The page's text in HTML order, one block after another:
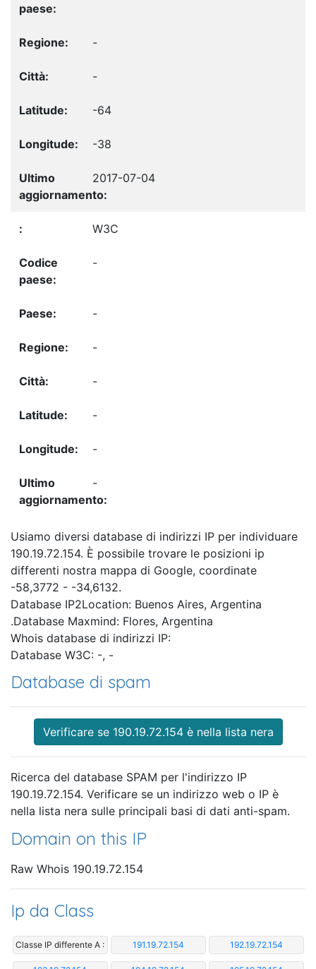
-
-
-64
-38
2017-07-04
W3C
-
-
-
-
-
-
-
Usiamo diversi database di indirizzi IP per individuare
190.19.72.154. È possibile trovare le posizioni ip
differenti nostra mappa di Google, coordinate
-58,3772 - -34,6132.
Database IP2Location: Buenos Aires, Argentina
.Database Maxmind: Flores, Argentina
Whois database di indirizzi IP:
Database W3C: -, -
Database di spam
Verificare se 190.19.72.154 è nella lista nera
Ricerca del database SPAM per l'indirizzo IP
190.19.72.154. Verificare se un indirizzo web o IP è
nella lista nera sulle principali basi di dati anti-spam.
Domain on this IP
Raw Whois 190.19.72.154
Ip da Class
Classe IP differente A : 191.19.72.154 192.19.72.154